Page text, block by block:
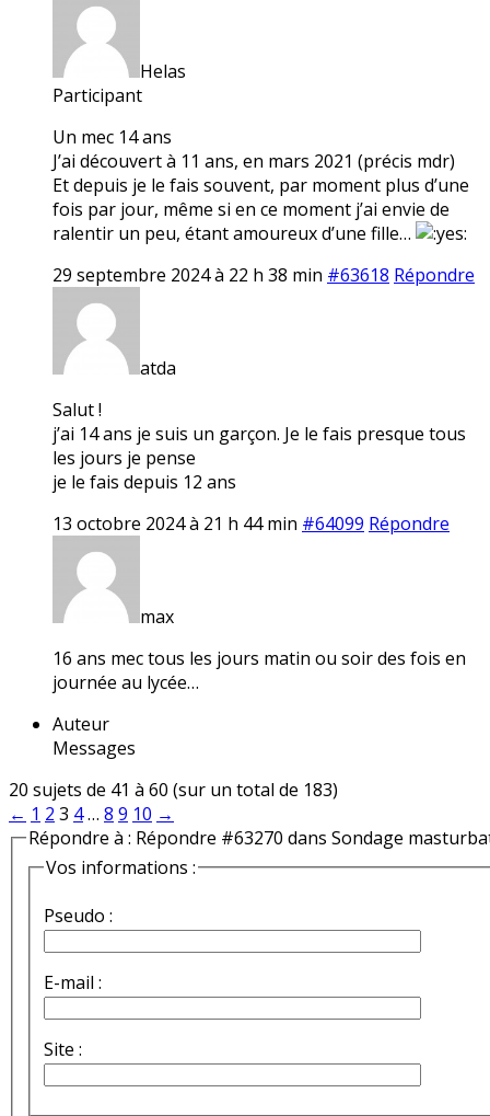
Helas
Participant
Un mec 14 ans
J’ai découvert à 11 ans, en mars 2021 (précis mdr)
Et depuis je le fais souvent, par moment plus d’une
fois par jour, même si en ce moment j’ai envie de
ralentir un peu, étant amoureux d’une fille…
29 septembre 2024 à 22 h 38 min #63618 Répondre
atda
Salut !
j’ai 14 ans je suis un garçon. Je le fais presque tous
les jours je pense
je le fais depuis 12 ans
13 octobre 2024 à 21 h 44 min #64099 Répondre
max
16 ans mec tous les jours matin ou soir des fois en
journée au lycée…
Auteur
Messages
20 sujets de 41 à 60 (sur un total de 183)
← 1 2 3 4… 8 9 10 →
Répondre à : Répondre #63270 dans Sondage
Vos informations :
Pseudo :
E-mail :
Site :